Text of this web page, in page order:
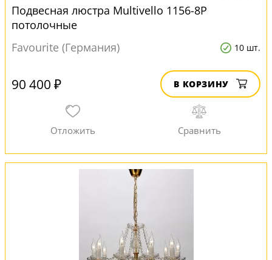
Подвесная люстра Multivello 1156-8P
потолочные
Favourite (Германия)
10 шт.
90 400 ₽ В КОРЗИНУ